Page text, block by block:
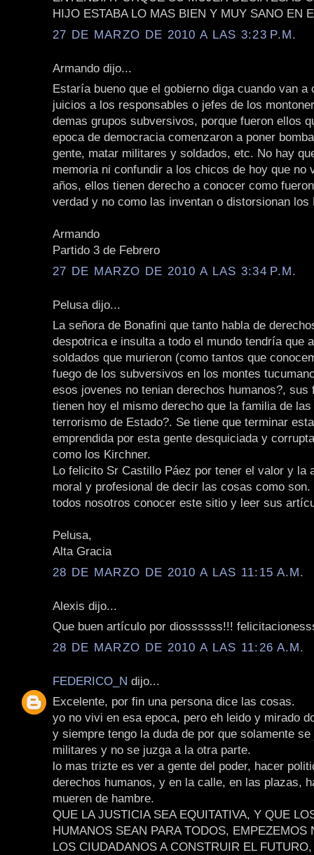
HIJO ESTABA LO MAS BIEN Y MUY SANO EN
27 DE MARZO DE 2010 A LAS 3:23 P.M.
Armando dijo...
Estaría bueno que el gobierno diga cuando van a
juicios a los responsables o jefes de los
demas grupos subversivos, porque fueron ellos
epoca de democracia comenzaron a poner
gente, matar militares y soldados, etc. No hay
memoria ni confundir a los chicos de hoy que no
años, ellos tienen derecho a conocer como
verdad y no como las inventan o distorsionan los
Armando
Partido 3 de Febrero
27 DE MARZO DE 2010 A LAS 3:34 P.M.
Pelusa dijo...
La señora de Bonafini que tanto habla de
despotrica e insulta a todo el mundo tendría que
soldados que murieron (como tantos que
fuego de los subversivos en los montes
esos jovenes no tenian derechos humanos?, sus
tienen hoy el mismo derecho que la familia de
terrorismo de Estado?. Se tiene que terminar
emprendida por esta gente desquiciada y
como los Kirchner.
Lo felicito Sr Castillo Páez por tener el valor y la
moral y profesional de decir las cosas como
todos nosotros conocer este sitio y leer sus
Pelusa,
Alta Gracia
28 DE MARZO DE 2010 A LAS 11:15 A.M.
Alexis dijo...
Que buen artículo por diossssss!!!
28 DE MARZO DE 2010 A LAS 11:26 A.M.
FEDERICO_N dijo...
Excelente, por fin una persona dice las cosas.
yo no vivi en esa epoca, pero eh leido y mirado
y siempre tengo la duda de por que solamente
militares y no se juzga a la otra parte.
lo mas trizte es ver a gente del poder, hacer
derechos humanos, y en la calle, en las plazas,
mueren de hambre.
QUE LA JUSTICIA SEA EQUITATIVA, Y QUE
HUMANOS SEAN PARA TODOS, EMPEZEMOS
LOS CIUDADANOS A CONSTRUIR EL